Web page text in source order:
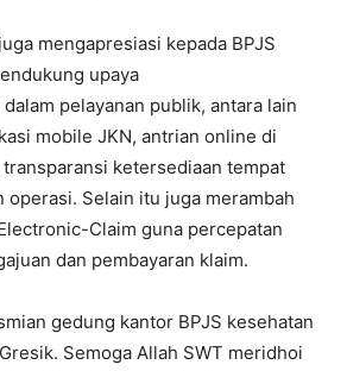
mengapresiasi kepada BPJS
upaya
pelayanan publik, antara lain
mobile JKN, antrian online di
ketersediaan tempat
Selain itu juga merambah
Claim guna percepatan
dan pembayaran klaim.
gedung kantor BPJS kesehatan
Semoga Allah SWT meridhoi